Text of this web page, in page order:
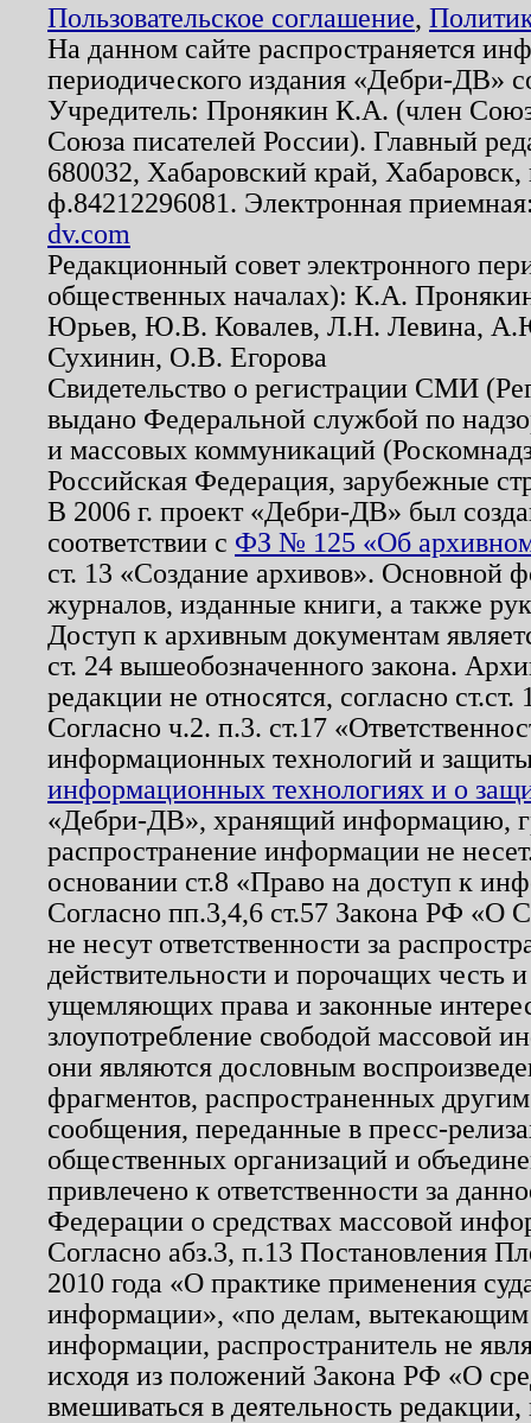
Пользовательское соглашение,
На данном сайте распространяется
периодического издания «Дебри-ДВ»
Учредитель: Пронякин К.А. (член
Союза писателей России). Главный
680032, Хабаровский край,
ф.84212296081. Электронная
dv.com
Редакционный совет электронного
общественных началах): К.А.
Юрьев, Ю.В. Ковалев, Л.Н. Левина,
Сухинин, О.В. Егорова
Свидетельство о регистрации СМИ
выдано Федеральной службой по
и массовых коммуникаций
Российская Федерация, зарубежные
В 2006 г. проект «Дебри-ДВ» был
соответствии с ФЗ № 125 «Об
ст. 13 «Создание архивов». Основной
журналов, изданные книги, а также
Доступ к архивным документам
ст. 24 вышеобозначенного закона.
редакции не относятся, согласно
Согласно ч.2. п.3. ст.17
информационных технологий и
информационных технологиях и о
«Дебри-ДВ», хранящий информацию,
распространение информации не
основании ст.8 «Право на доступ к
Согласно пп.3,4,6 ст.57 Закона РФ «О
не несут ответственности за
действительности и порочащих честь
ущемляющих права и законные
злоупотребление свободой массовой
они являются дословным
фрагментов, распространенных
сообщения, переданные в пресс-
общественных организаций и
привлечено к ответственности за
Федерации о средствах массовой
Согласно абз.3, п.13 Постановления
2010 года «О практике применения
информации», «по делам, вытекающим
информации, распространитель не
исходя из положений Закона РФ «О
вмешиваться в деятельность